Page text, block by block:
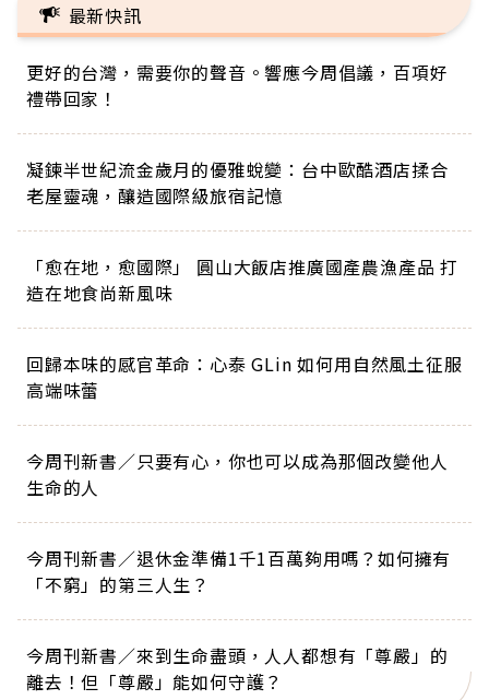
最新快訊
更好的台灣，需要你的聲音。響應今周倡議，百項好
禮帶回家！
凝鍊半世紀流金歲月的優雅蛻變：台中歐酷酒店揉合
老屋靈魂，釀造國際級旅宿記憶
「愈在地，愈國際」 圓山大飯店推廣國產農漁產品 打
造在地食尚新風味
回歸本味的感官革命：心泰 GLin 如何用自然風土征服
高端味蕾
今周刊新書／只要有心，你也可以成為那個改變他人
生命的人
今周刊新書／退休金準備1千1百萬夠用嗎？如何擁有
「不窮」的第三人生？
今周刊新書／來到生命盡頭，人人都想有「尊嚴」的
離去！但「尊嚴」能如何守護？